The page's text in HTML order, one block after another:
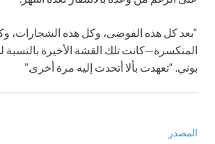
“بعد كل هذه الفوضى، وكل هذه الشجارات،
المنكسرة—­كانت تلك القشة الأخيرة
بوني. “تعهدت بألا أتحدث إليه مرة أخرى.”
المصدر